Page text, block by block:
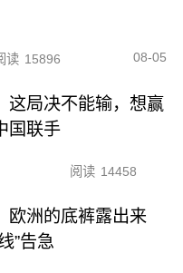
读 15896 08-05
这局决不能输，想赢
国联手
阅读 14458
欧洲的底裤露出来
”告急